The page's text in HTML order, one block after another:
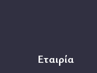
Εταιρία